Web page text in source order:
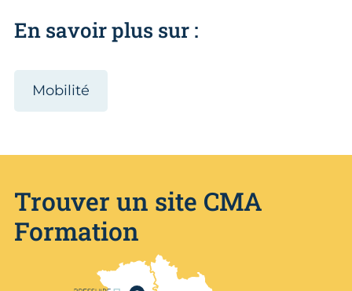
En savoir plus sur :
Mobilité
Trouver un site CMA
Formation
Nos centres de formation